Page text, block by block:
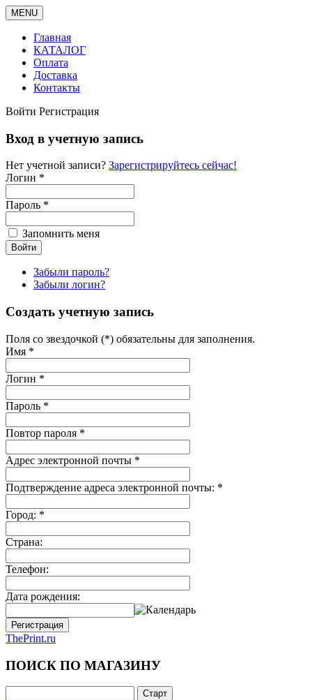
MENU
Главная
КАТАЛОГ
Оплата
Доставка
Контакты
Войти Регистрация
Вход в учетную запись
Нет учетной записи? Зарегистрируйтесь сейчас!
Логин *
Пароль *
Запомнить меня
Забыли пароль?
Забыли логин?
Создать учетную запись
Поля со звездочкой (*) обязательны для заполнения.
Имя *
Логин *
Пароль *
Повтор пароля *
Адрес электронной почты *
Подтверждение адреса электронной почты: *
Город: *
Страна:
Телефон:
Дата рождения:
Регистрация
ThePrint.ru
ПОИСК ПО МАГАЗИНУ